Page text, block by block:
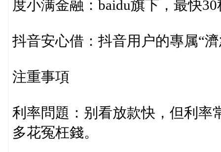
度小满金融：baidu旗下，最快
抖音安心借：抖音用户的專属“
注重事項
利率問題：别看放款快，但利率
多花冤枉錢。